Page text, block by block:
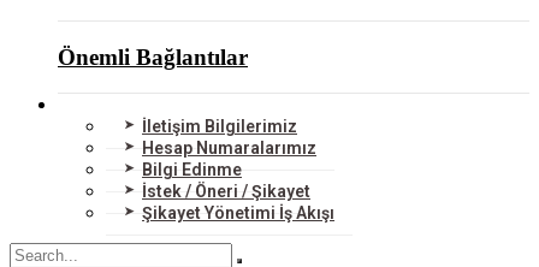
Önemli Bağlantılar
İletişim Bilgilerimiz
Hesap Numaralarımız
Bilgi Edinme
İstek / Öneri / Şikayet
Şikayet Yönetimi İş Akışı